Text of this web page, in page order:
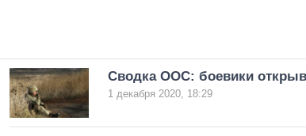
Сводка ООС: боевики
1 декабря 2020, 18:29